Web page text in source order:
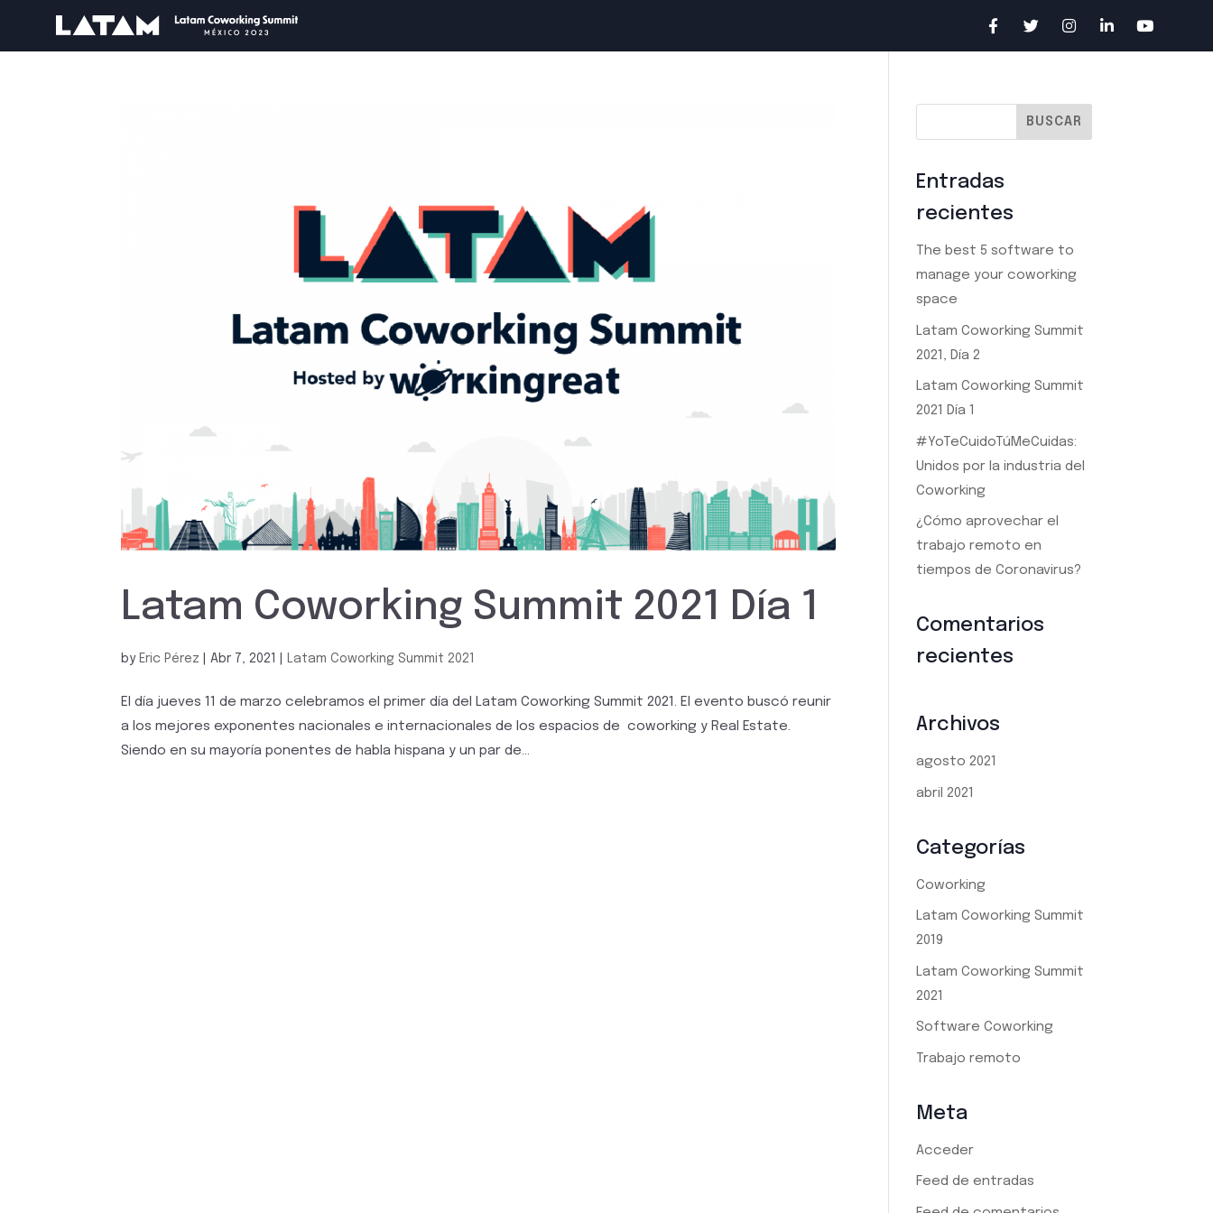
Latam Coworking Summit 2021 Día 1
by Eric Pérez Abr 7, 2021 Latam Coworking Summit 2021
El día jueves 11 de marzo celebramos el primer día del Latam Coworking Summit 2021. El evento buscó reunir
a los mejores exponentes nacionales e internacionales de los espacios de coworking y Real Estate.
Siendo en su mayoría ponentes de habla hispana y un par de...
Entradas
recientes
The best 5 software to
manage your coworking
space
Latam Coworking Summit
2021, Día 2
Latam Coworking Summit
2021 Día 1
#YoTeCuidoTúMeCuidas:
Unidos por la industria del
Coworking
¿Cómo aprovechar el
trabajo remoto en
tiempos de Coronavirus?
Comentarios
recientes
Archivos
agosto 2021
abril 2021
Categorías
Coworking
Latam Coworking Summit
2019
Latam Coworking Summit
2021
Software Coworking
Trabajo remoto
Meta
Acceder
Feed de entradas